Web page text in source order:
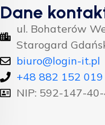
Dane
ul. Bohaterów
Starogard
biuro@login-it.pl
+48 882 152 019
NIP: 592-147-